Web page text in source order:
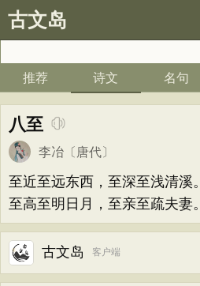
古文岛
推荐 诗文 名句
八至
李冶 〔唐代〕
至近至远东西，至深至浅清溪。
至高至明日月，至亲至疏夫妻。
古文岛 客户端